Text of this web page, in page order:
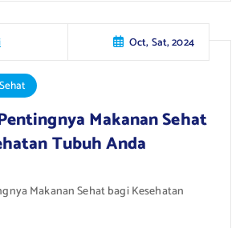
Oct, Sat, 2024
Makanan Sehat
Tubuh Anda
Makanan Sehat bagi Kesehatan